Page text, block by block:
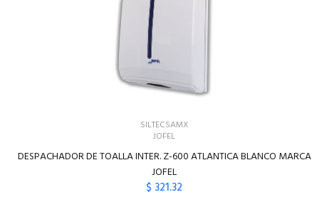
SILTECSAMX
JOFEL
DESPACHADOR DE TOALLA INTER. Z-600 ATLANTICA BLANCO MARCA
JOFEL
$ 321.32